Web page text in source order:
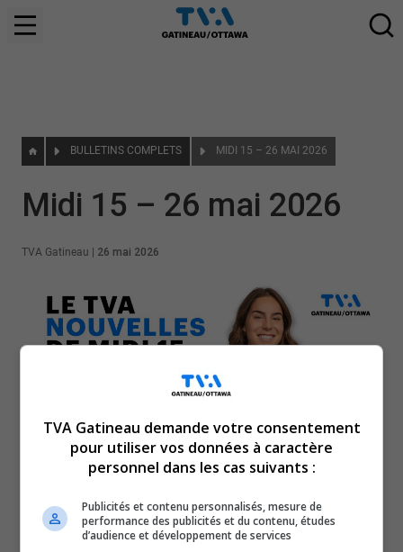
BULLETINS COMPLETS MIDI 15 – 26 MAI 2026
Midi 15 – 26 mai 2026
TVA Gatineau 26 mai 2026
Gatineau dresse son bilan déneigement… en pleine
température estivale.
TVA Gatineau demande votre consentement
pour utiliser vos données à caractère
personnel dans les cas suivants :
Publicités et contenu personnalisés, mesure de
performance des publicités et du contenu, études
d’audience et développement de services